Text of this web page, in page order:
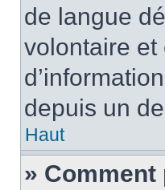
de langue
volontaire et
depuis un
Haut
»